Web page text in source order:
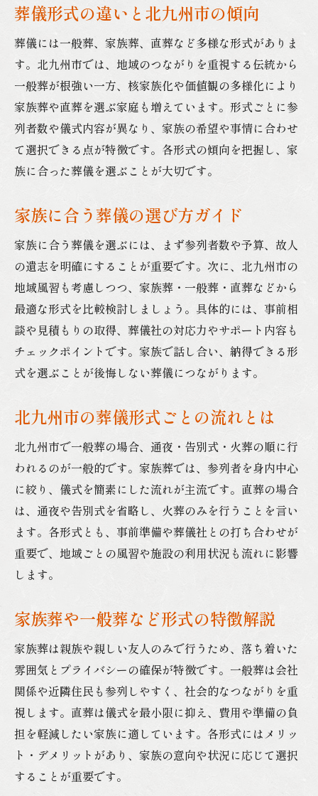
家族葬や直葬で気を付けたいマナー
費用を抑える葬儀の工夫を紹介
葬儀費用を抑えるための具体的な工夫
家族葬や直葬で費用を減らす方法
必要なサービスだけ選ぶ葬儀のコツ
北九州市の葬儀社比較で費用節約
無理のない葬儀費用分担のアイデア
北九州市の葬儀しきたりと基本の流れ
通夜や告別式の進め方とポイント
地域独自の葬儀マナーや服装とは
葬儀で重視される家族の役割とは
香典や供花のマナーと注意事項
葬儀形式の違いと北九州市の傾向
葬儀には一般葬、家族葬、直葬など多様な形式がありま
す。北九州市では、地域のつながりを重視する伝統から
一般葬が根強い一方、核家族化や価値観の多様化により
家族葬や直葬を選ぶ家庭も増えています。形式ごとに参
列者数や儀式内容が異なり、家族の希望や事情に合わせ
て選択できる点が特徴です。各形式の傾向を把握し、家
族に合った葬儀を選ぶことが大切です。
家族に合う葬儀の選び方ガイド
家族に合う葬儀を選ぶには、まず参列者数や予算、故人
の遺志を明確にすることが重要です。次に、北九州市の
地域風習も考慮しつつ、家族葬・一般葬・直葬などから
最適な形式を比較検討しましょう。具体的には、事前相
談や見積もりの取得、葬儀社の対応力やサポート内容も
チェックポイントです。家族で話し合い、納得できる形
式を選ぶことが後悔しない葬儀につながります。
北九州市の葬儀形式ごとの流れとは
北九州市で一般葬の場合、通夜・告別式・火葬の順に行
われるのが一般的です。家族葬では、参列者を身内中心
に絞り、儀式を簡素にした流れが主流です。直葬の場合
は、通夜や告別式を省略し、火葬のみを行うことを言い
ます。各形式とも、事前準備や葬儀社との打ち合わせが
重要で、地域ごとの風習や施設の利用状況も流れに影響
します。
家族葬や一般葬など形式の特徴解説
家族葬は親族や親しい友人のみで行うため、落ち着いた
雰囲気とプライバシーの確保が特徴です。一般葬は会社
関係や近隣住民も参列しやすく、社会的なつながりを重
視します。直葬は儀式を最小限に抑え、費用や準備の負
担を軽減したい家族に適しています。各形式にはメリッ
ト・デメリットがあり、家族の意向や状況に応じて選択
することが重要です。